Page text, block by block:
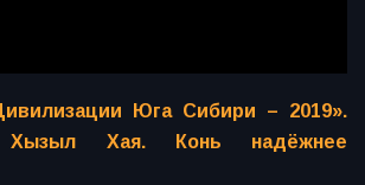
Юга Сибири – 2019».
Хая. Конь надёжнее